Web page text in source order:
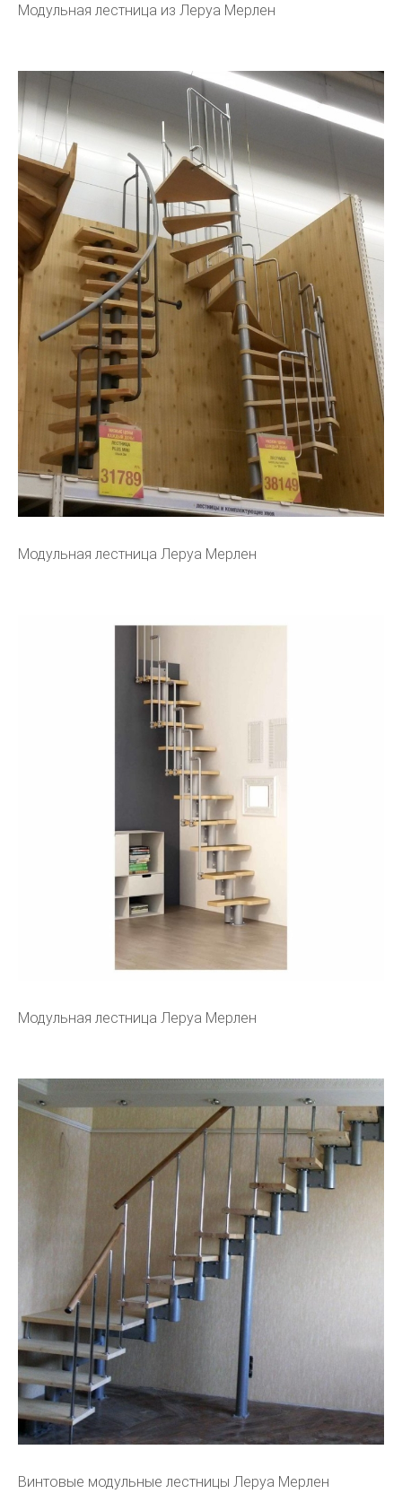
Модульная лестница из Леруа Мерлен
Модульная лестница Леруа Мерлен
Модульная лестница Леруа Мерлен
Винтовые модульные лестницы Леруа Мерлен